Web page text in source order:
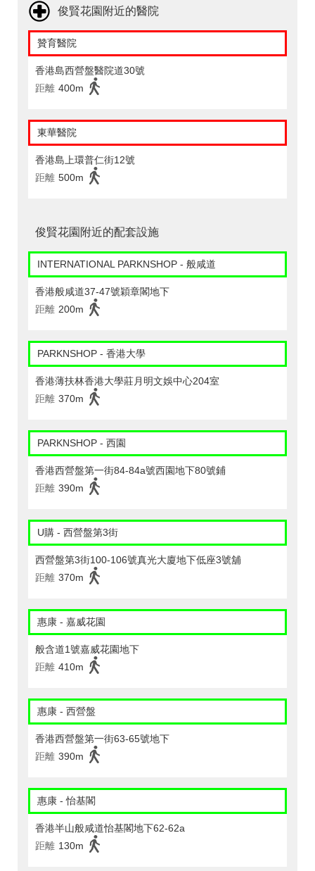
俊賢花園附近的醫院
贊育醫院
香港島西營盤醫院道30號
距離 400m
東華醫院
香港島上環普仁街12號
距離 500m
俊賢花園附近的配套設施
INTERNATIONAL PARKNSHOP - 般咸道
香港般咸道37-47號穎章閣地下
距離 200m
PARKNSHOP - 香港大學
香港薄扶林香港大學莊月明文娛中心204室
距離 370m
PARKNSHOP - 西園
香港西營盤第一街84-84a號西園地下80號鋪
距離 390m
U購 - 西營盤第3街
西營盤第3街100-106號真光大廈地下低座3號舖
距離 370m
惠康 - 嘉威花園
般含道1號嘉威花園地下
距離 410m
惠康 - 西營盤
香港西營盤第一街63-65號地下
距離 390m
惠康 - 怡基閣
香港半山般咸道怡基閣地下62-62a
距離 130m